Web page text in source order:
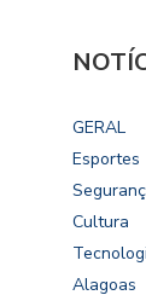
GERAL
Esportes
Cultura
Alagoas